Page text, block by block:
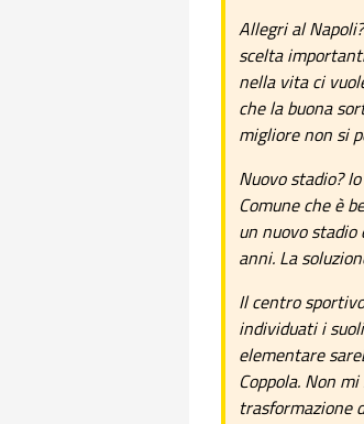
Allegri al
scelta
nella vita ci
che la buona
migliore non si
Nuovo stadio?
Comune che è
un nuovo stadio
anni. La
Il centro
individuati i
elementare
Coppola. Non
trasformazione